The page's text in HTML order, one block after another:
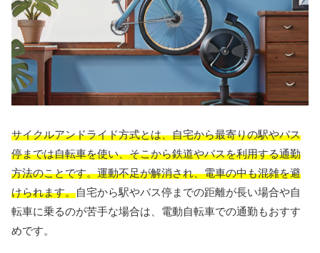
サイクルアンドライド方式とは、自宅から最寄りの駅やバス
停までは自転車を使い、そこから鉄道やバスを利用する通勤
方法のことです。運動不足が解消され、電車の中も混雑を避
けられます。自宅から駅やバス停までの距離が長い場合や自
転車に乗るのが苦手な場合は、電動自転車での通勤もおすす
めです。